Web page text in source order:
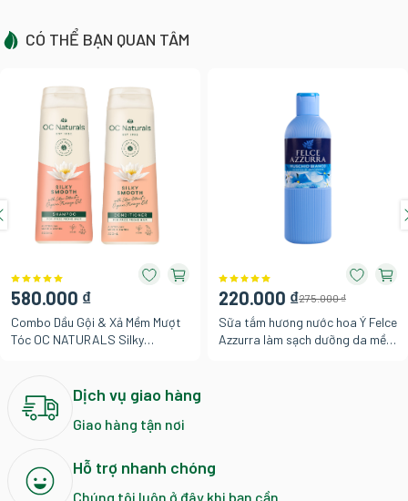
CÓ THỂ BẠN QUAN TÂM
580.000 ₫
Combo Dầu Gội & Xả Mềm Mượt
Tóc OC NATURALS Silky
400ml
220.000 ₫275.000 ₫
Sữa tắm hương nước hoa Ý Felce
Azzurra làm sạch dưỡng da mềm
Dịch vụ giao hàng
Giao hàng tận nơi
Hỗ trợ nhanh chóng
Chúng tôi luôn ở đây khi bạn cần